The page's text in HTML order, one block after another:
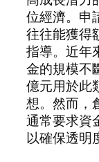
位經濟。申
往往能獲得
指導。近年
金的規模不
億元用於此
想。然而，
通常要求資
以確保透明